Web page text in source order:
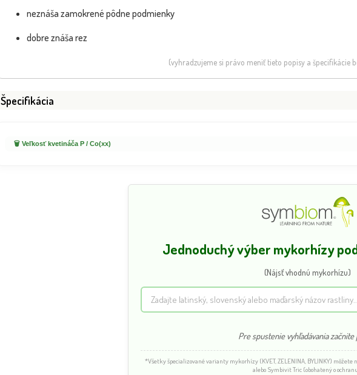
5.40 € s DPH
neznáša zamokrené pôdne podmienky
dobre znáša rez
(vyhradzujeme si právo meniť tieto popisy a špecifikácie
Špecifikácia
🗑️ Veľkosť kvetináča P / Co(xx)
Jednoduchý výber mykorhízy
(Nájsť vhodnú mykorhízu)
Pre spustenie vyhľadávania začnite
*Všetky špecializované varianty mykorhízy (KVET, ZELENINA, BYLINKY)
alebo Symbivit Tric (obohatený o